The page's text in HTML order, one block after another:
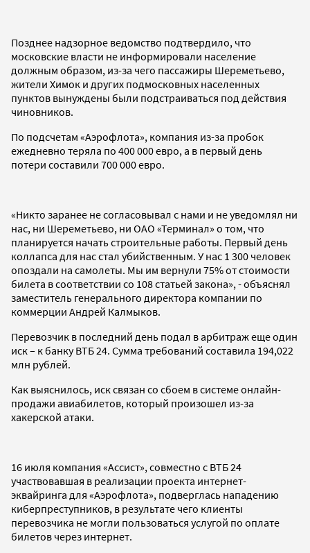
Позднее надзорное ведомство подтвердило, что
московские власти не информировали население
должным образом, из-за чего пассажиры Шереметьево,
жители Химок и других подмосковных населенных
пунктов вынуждены были подстраиваться под действия
чиновников.
По подсчетам «Аэрофлота», компания из-за пробок
ежедневно теряла по 400 000 евро, а в первый день
потери составили 700 000 евро.
«Никто заранее не согласовывал с нами и не уведомлял ни
нас, ни Шереметьево, ни ОАО «Терминал» о том, что
планируется начать строительные работы. Первый день
коллапса для нас стал убийственным. У нас 1 300 человек
опоздали на самолеты. Мы им вернули 75% от стоимости
билета в соответствии со 108 статьей закона», - объяснял
заместитель генерального директора компании по
коммерции Андрей Калмыков.
Перевозчик в последний день подал в арбитраж еще один
иск – к банку ВТБ 24. Сумма требований составила 194,022
млн рублей.
Как выяснилось, иск связан со сбоем в системе онлайн-
продажи авиабилетов, который произошел из-за
хакерской атаки.
16 июля компания «Ассист», совместно с ВТБ 24
участвовавшая в реализации проекта интернет-
эквайринга для «Аэрофлота», подверглась нападению
киберпреступников, в результате чего клиенты
перевозчика не могли пользоваться услугой по оплате
билетов через интернет.